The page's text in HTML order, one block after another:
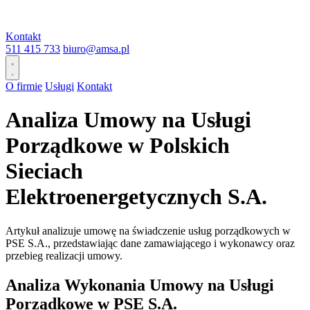
Kontakt
511 415 733 biuro@amsa.pl
O firmie Usługi Kontakt
Analiza Umowy na Usługi
Porządkowe w Polskich
Sieciach
Elektroenergetycznych S.A.
Artykuł analizuje umowę na świadczenie usług porządkowych w
PSE S.A., przedstawiając dane zamawiającego i wykonawcy oraz
przebieg realizacji umowy.
Analiza Wykonania Umowy na Usługi
Porządkowe w PSE S.A.